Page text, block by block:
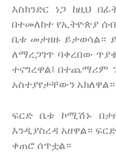
እስክንድር ነጋ ከዚህ
በተመለከተ የኢትዮጵያ
ቤቱ መታዘዙ ይታወሳል።
ለማረጋገጥ ባቀረበው
ተናግረዋል፤ በተጨማሪም
አስተያየታቸውን አክለዋል።
ፍርድ ቤቱ ኮሚሽኑ
እንዲያስረዳ አዘዋል።
ቀጠሮ ሰጥቷል።